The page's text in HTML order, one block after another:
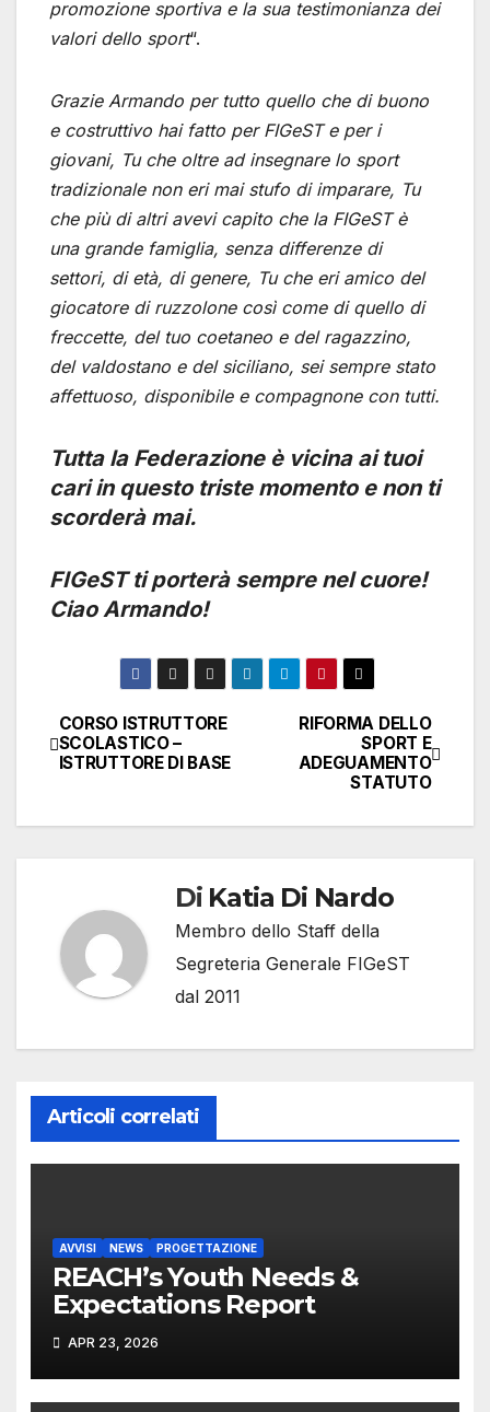
promozione sportiva e la sua testimonianza dei
valori dello sport“.
Grazie Armando per tutto quello che di buono
e costruttivo hai fatto per FIGeST e per i
giovani, Tu che oltre ad insegnare lo sport
tradizionale non eri mai stufo di imparare, Tu
che più di altri avevi capito che la FIGeST è
una grande famiglia, senza differenze di
settori, di età, di genere, Tu che eri amico del
giocatore di ruzzolone così come di quello di
freccette, del tuo coetaneo e del ragazzino,
del valdostano e del siciliano, sei sempre stato
affettuoso, disponibile e compagnone con tutti.
Tutta la Federazione è vicina ai tuoi
cari in questo triste momento e non ti
scorderà mai.
FIGeST ti porterà sempre nel cuore!
Ciao Armando!
Navigazione
articoli
RIFORMA DELLO
SPORT E
ADEGUAMENTO
STATUTO
CORSO ISTRUTTORE
SCOLASTICO –
ISTRUTTORE DI BASE
Di Katia Di Nardo
Membro dello Staff della
Segreteria Generale FIGeST
dal 2011
Articoli correlati
AVVISI NEWS PROGETTAZIONE
REACH’s Youth Needs &
Expectations Report
APR 23, 2026